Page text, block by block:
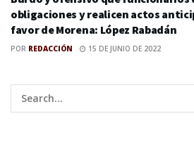
obligaciones y realicen actos
favor de Morena: López Rabadán
POR REDACCIÓN 15 DE JUNIO DE 2022